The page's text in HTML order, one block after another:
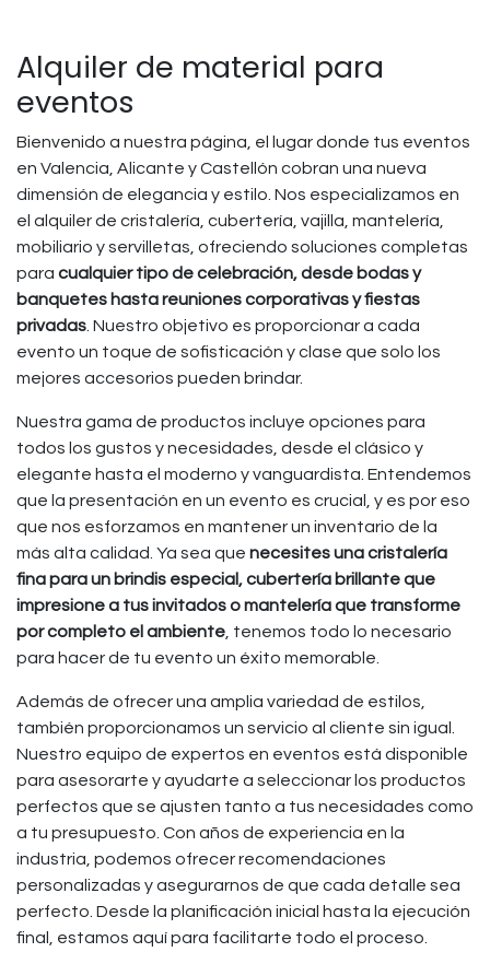
Alquiler de material para
eventos
Bienvenido a nuestra página, el lugar donde tus eventos
en Valencia, Alicante y Castellón cobran una nueva
dimensión de elegancia y estilo. Nos especializamos en
el alquiler de cristalería, cubertería, vajilla, mantelería,
mobiliario y servilletas, ofreciendo soluciones completas
para cualquier tipo de celebración, desde bodas y
banquetes hasta reuniones corporativas y fiestas
privadas . Nuestro objetivo es proporcionar a cada
evento un toque de sofisticación y clase que solo los
mejores accesorios pueden brindar.
Nuestra gama de productos incluye opciones para
todos los gustos y necesidades, desde el clásico y
elegante hasta el moderno y vanguardista. Entendemos
que la presentación en un evento es crucial, y es por eso
que nos esforzamos en mantener un inventario de la
más alta calidad. Ya sea que necesites una cristalería
fina para un brindis especial, cubertería brillante que
impresione a tus invitados o mantelería que transforme
por completo el ambiente , tenemos todo lo necesario
para hacer de tu evento un éxito memorable.
Además de ofrecer una amplia variedad de estilos,
también proporcionamos un servicio al cliente sin igual.
Nuestro equipo de expertos en eventos está disponible
para asesorarte y ayudarte a seleccionar los productos
perfectos que se ajusten tanto a tus necesidades como
a tu presupuesto. Con años de experiencia en la
industria, podemos ofrecer recomendaciones
personalizadas y asegurarnos de que cada detalle sea
perfecto. Desde la planificación inicial hasta la ejecución
final, estamos aquí para facilitarte todo el proceso.